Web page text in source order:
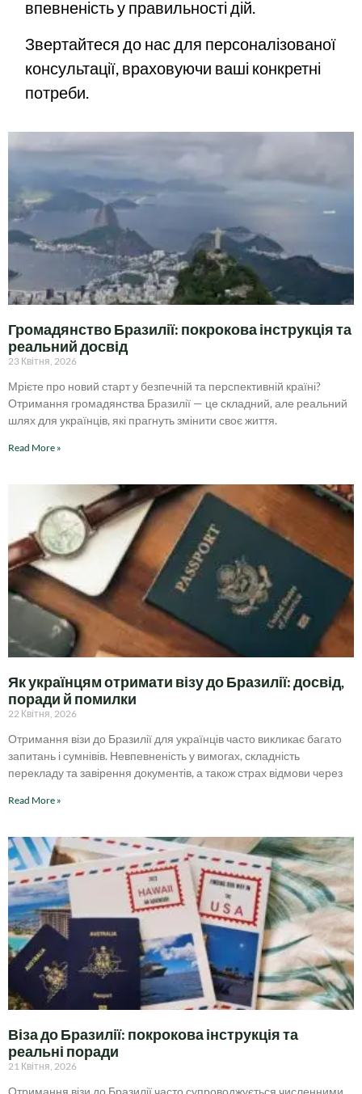
впевненість у правильності дій.
Звертайтеся до нас для персоналізованої
консультації, враховуючи ваші конкретні
потреби.
Громадянство Бразилії: покрокова інструкція та
реальний досвід
23 Квітня, 2026
Мрієте про новий старт у безпечній та перспективній країні?
Отримання громадянства Бразилії — це складний, але реальний
шлях для українців, які прагнуть змінити своє життя.
Read More »
Як українцям отримати візу до Бразилії: досвід,
поради й помилки
22 Квітня, 2026
Отримання візи до Бразилії для українців часто викликає багато
запитань і сумнівів. Невпевненість у вимогах, складність
перекладу та завірення документів, а також страх відмови через
Read More »
Віза до Бразилії: покрокова інструкція та
реальні поради
21 Квітня, 2026